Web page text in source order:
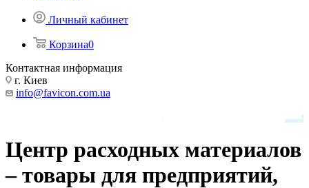
Личный кабинет
Корзина0
Контактная информация
г. Киев
info@favicon.com.ua
Центр расходных материалов
– товары для предприятий,